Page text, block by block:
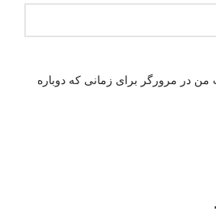
من در مرورگر برای زمانی که دوباره